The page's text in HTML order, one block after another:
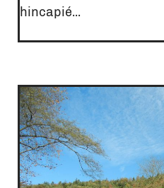
hincapié...